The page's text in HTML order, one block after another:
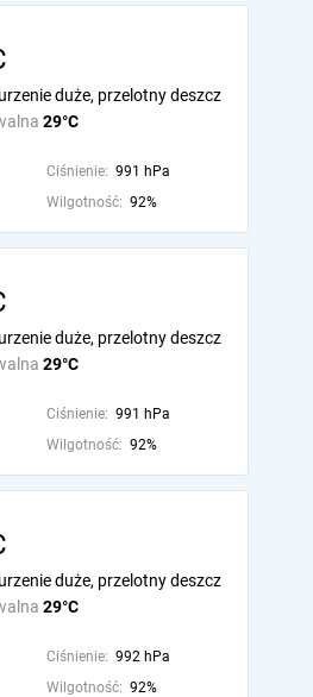
29°C
duże, przelotny deszcz
Ciśnienie: 991 hPa
Wilgotność: 92%
29°C
duże, przelotny deszcz
Ciśnienie: 991 hPa
Wilgotność: 92%
29°C
duże, przelotny deszcz
Ciśnienie: 992 hPa
Wilgotność: 92%